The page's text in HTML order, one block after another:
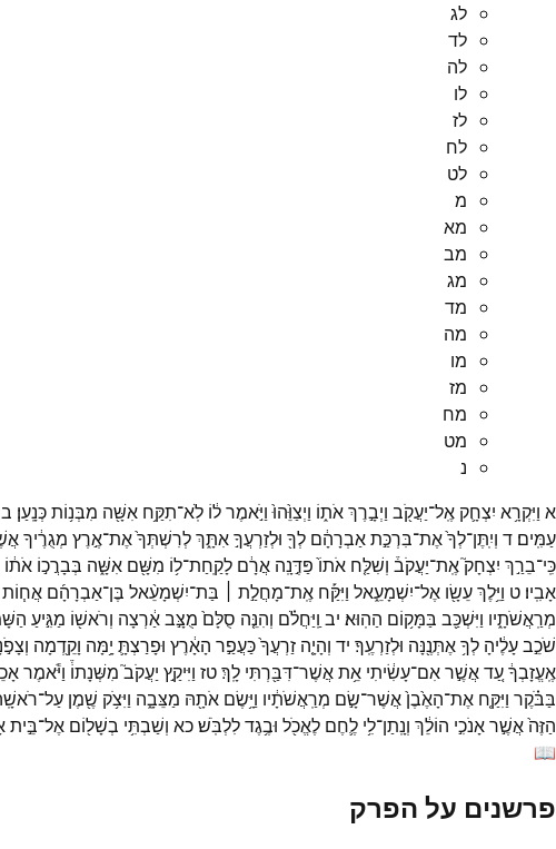
לג
לד
לה
לו
לז
לח
לט
מ
מא
מב
מג
מד
מה
מו
מז
מח
מט
נ
א וַיִּקְרָ֥א יִצְחָ֛ק אֶֽל־יַעֲקֹ֖ב וַיְבָ֣רֶךְאֹת֑וֹ וַיְצַוֵּ֙הוּ֙ וַיֹּ֣אמֶרל֔וֹ לֹֽא־תִקַּ֥ח אִשָּׁ֖ה מִבְּנ֥וֹתכְּנָֽעַן׃ ב
עַמִּֽים׃ ד וְיִֽתֶּן־לְךָ֙אֶת־בִּרְכַּ֣תאַבְרָהָ֔ם לְךָ֖ וּלְזַרְעֲךָ֣אִתָּ֑ךְלְרִשְׁתְּךָ֙אֶת־אֶ֣רֶץ מְגֻרֶ֔יךָ
כִּֽי־בֵרַ֣ךְ יִצְחָק֮אֶֽת־יַעֲקֹב֒ וְשִׁלַּ֤ח אֹתוֹ֙ פַּדֶּ֣נָֽה אֲרָ֔ם לָקַֽחַת־ל֥וֹ מִשָּׁ֖ם אִשָּׁ֑ה בְּבָרֲכ֣וֹ אֹת֔וֹ
אָבִֽיו׃ ט וַיֵּ֥לֶךְעֵשָׂ֖ו אֶל־יִשְׁמָעֵ֑אל וַיִּקַּ֡ח אֶֽת־מָחֲלַ֣ת ׀ בַּת־יִשְׁמָעֵ֨אל בֶּן־אַבְרָהָ֜ם אֲח֧וֹת
מְרַֽאֲשֹׁתָ֑יו וַיִּשְׁכַּ֖ב בַּמָּק֥וֹם הַהֽוּא׃ יב וַֽיַּחֲלֹ֗ם וְהִנֵּ֤ה סֻלָּם֙ מֻצָּ֣באַ֔רְצָה וְרֹאשׁ֖וֹ מַגִּ֣יעַ
שֹׁכֵ֣בעָלֶ֔יהָ לְךָ֥אֶתְּנֶ֖נָּה וּלְזַרְעֶֽךָ׃ יד וְהָיָ֤ה זַרְעֲךָ֙כַּעֲפַ֣ר הָאָ֔רֶץ וּפָרַצְתָּ֛ יָ֥מָּה וָקֵ֖דְמָה
אֶֽעֱזָבְךָ֔עַ֚דאֲשֶׁ֣ראִם־עָשִׂ֔יתִי אֵ֥תאֲשֶׁר־דִּבַּ֖רְתִּי לָֽךְ׃טז וַיִּיקַ֣ץ יַעֲקֹב֮ מִשְּׁנָתוֹ֒ וַיֹּ֕אמֶר
בַּבֹּ֗קֶר וַיִּקַּ֤ח אֶת־הָאֶ֙בֶן֙אֲשֶׁר־שָׂ֣ם מְרַֽאֲשֹׁתָ֔יו וַיָּ֥שֶׂם אֹתָ֖הּ מַצֵּבָ֑ה וַיִּצֹ֥ק שֶׁ֖מֶן עַל־
הַזֶּה֙אֲשֶׁ֣ראָנֹכִ֣י הוֹלֵ֔ךְ וְנָֽתַן־לִ֥י לֶ֛חֶם לֶאֱכֹ֖ל וּבֶ֥גֶדלִלְבֹּֽשׁ׃כא וְשַׁבְתִּ֥י בְשָׁל֖וֹם אֶל־בֵּ֣ית
📖
פרשנים על הפרק